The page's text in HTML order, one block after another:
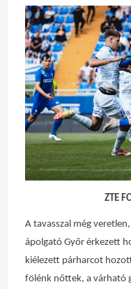
ZTE
A tavasszal még
ápolgató Győr érkezett
kiélezett párharcot
fölénk nőttek, a várható